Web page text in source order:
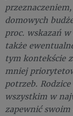
domowych
proc. wskazań
także
tym kontekście
mniej
potrzeb.
wszystkim w
zapewnić